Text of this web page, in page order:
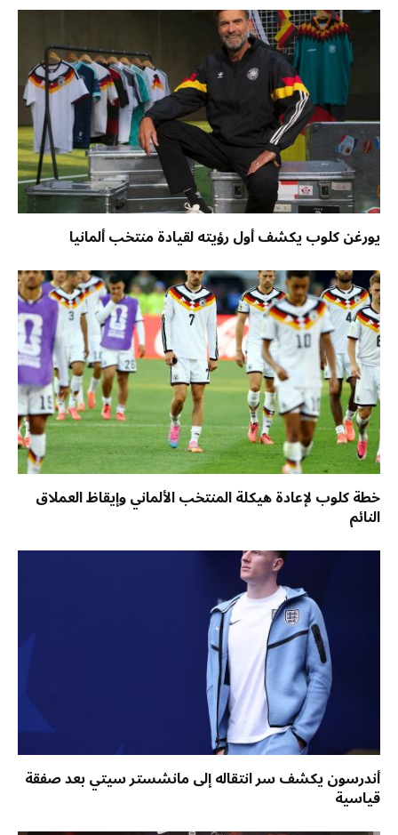
يورغن كلوب يكشف أول رؤيته لقيادة منتخب ألمانيا
خطة كلوب لإعادة هيكلة المنتخب الألماني وإيقاظ العملاق
النائم
أندرسون يكشف سر انتقاله إلى مانشستر سيتي بعد صفقة
قياسية